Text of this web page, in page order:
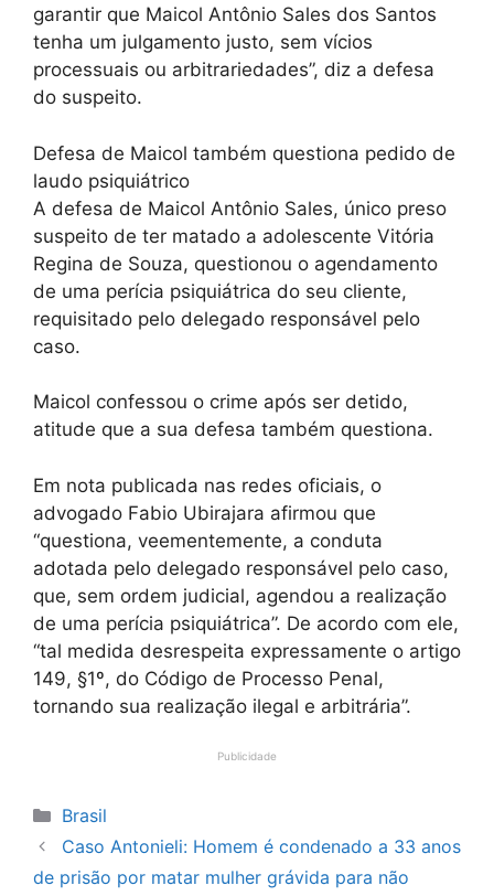
garantir que Maicol Antônio Sales dos Santos
tenha um julgamento justo, sem vícios
processuais ou arbitrariedades”, diz a defesa
do suspeito.
Defesa de Maicol também questiona pedido de
laudo psiquiátrico
A defesa de Maicol Antônio Sales, único preso
suspeito de ter matado a adolescente Vitória
Regina de Souza, questionou o agendamento
de uma perícia psiquiátrica do seu cliente,
requisitado pelo delegado responsável pelo
caso.
Maicol confessou o crime após ser detido,
atitude que a sua defesa também questiona.
Em nota publicada nas redes oficiais, o
advogado Fabio Ubirajara afirmou que
“questiona, veementemente, a conduta
adotada pelo delegado responsável pelo caso,
que, sem ordem judicial, agendou a realização
de uma perícia psiquiátrica”. De acordo com ele,
“tal medida desrespeita expressamente o artigo
149, §1º, do Código de Processo Penal,
tornando sua realização ilegal e arbitrária”.
Publicidade
Categorias
Brasil
Caso Antonieli: Homem é condenado a 33 anos
de prisão por matar mulher grávida para não